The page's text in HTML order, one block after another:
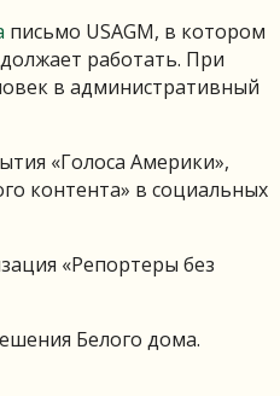
письмо USAGM, в котором
работать. При
в административный
«Голоса Америки»,
контента» в социальных
«Репортеры без
Белого дома.